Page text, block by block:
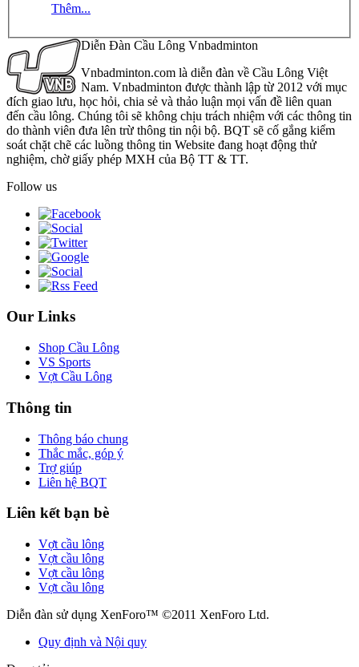
Thêm...
Diễn Đàn Cầu Lông Vnbadminton
Vnbadminton.com là diễn đàn về Cầu Lông Việt
Nam. Vnbadminton được thành lập từ 2012 với mục
đích giao lưu, học hỏi, chia sẻ và thảo luận mọi vấn đề liên quan
đến cầu lông. Chúng tôi sẽ không chịu trách nhiệm với các thông tin
do thành viên đưa lên trừ thông tin nội bộ. BQT sẽ cố gắng kiểm
soát chặt chẽ các luồng thông tin Website đang hoạt động thử
nghiệm, chờ giấy phép MXH của Bộ TT & TT.
Follow us
Our Links
Shop Cầu Lông
VS Sports
Vợt Cầu Lông
Thông tin
Thông báo chung
Thắc mắc, góp ý
Trợ giúp
Liên hệ BQT
Liên kết bạn bè
Vợt cầu lông
Vợt cầu lông
Vợt cầu lông
Vợt cầu lông
Diễn đàn sử dụng XenForo™ ©2011 XenForo Ltd.
Quy định và Nội quy